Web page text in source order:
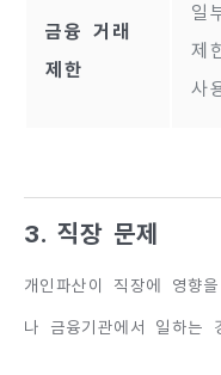
금융 거래
제한
일
제
사
3. 직장 문제
개인파산이 직장에 영향
나 금융기관에서 일하는